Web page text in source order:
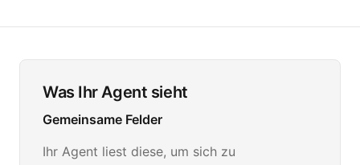
Was Ihr Agent sieht
Gemeinsame Felder
Ihr Agent liest diese, um sich zu